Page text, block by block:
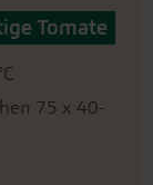
Tomate
75 x 40-